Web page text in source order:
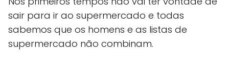
sair para ir ao supermercado e todas
sabemos que os homens e as listas de
supermercado não combinam.